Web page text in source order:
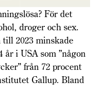
För det
droger och sex.
2023 minskade
år i USA som ”någon
från 72 procent
Gallup. Bland